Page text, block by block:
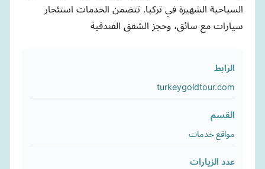
السياحية الشهيرة في تركيا. تتضمن الخدمات استئجار
سيارات مع سائق، وحجز الشقق الفندقية
الرابط
turkeygoldtour.com
القسم
مواقع خدمات
عدد الزيارات